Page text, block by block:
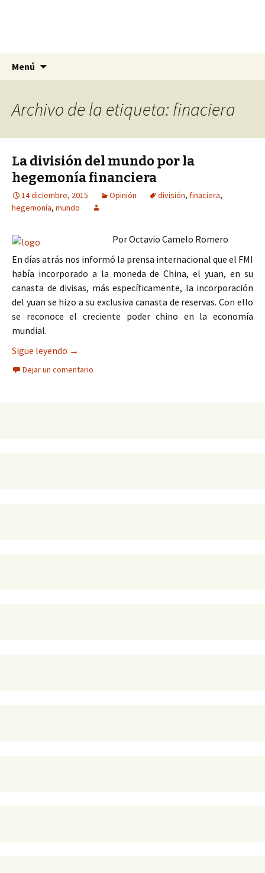
La Yunta de Tepic
La nueva opción en información
Menú
Archivo de la etiqueta: finaciera
La división del mundo por la
hegemonía financiera
14 diciembre, 2015 Opinión división, finaciera,
hegemonía, mundo
Por Octavio Camelo Romero
En días atrás nos informó la prensa internacional que el FMI
había incorporado a la moneda de China, el yuan, en su
canasta de divisas, más específicamente, la incorporación
del yuan se hizo a su exclusiva canasta de reservas. Con ello
se reconoce el creciente poder chino en la economía
mundial.
Sigue leyendo La división del mundo por la hegemonía
→
Dejar un comentario